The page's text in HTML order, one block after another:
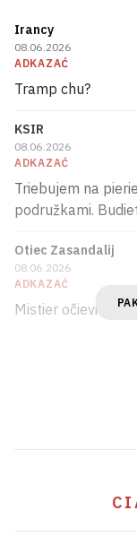
Irancy
08.06.2026
ADKAZAĆ
Tramp chu?
KSIR
08.06.2026
ADKAZAĆ
Triebujem na
podružkami.
Otiec Zasandalij
08.06.2026
ADKAZAĆ
Mistier očievidnosť.
Mark
najlahčejšaj
praviali boj u
«Mapiedy»
robić
pahražaje
93‑hadovy
bolš za dva
ŭ krainie